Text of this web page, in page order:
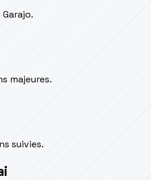
majeures.
suivies.